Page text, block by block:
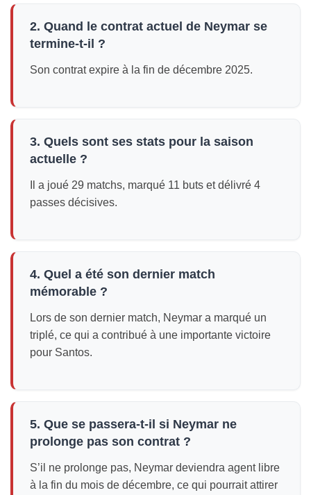
2. Quand le contrat actuel de Neymar se
termine-t-il ?
Son contrat expire à la fin de décembre 2025.
3. Quels sont ses stats pour la saison
actuelle ?
Il a joué 29 matchs, marqué 11 buts et délivré 4
passes décisives.
4. Quel a été son dernier match
mémorable ?
Lors de son dernier match, Neymar a marqué un
triplé, ce qui a contribué à une importante victoire
pour Santos.
5. Que se passera-t-il si Neymar ne
prolonge pas son contrat ?
S’il ne prolonge pas, Neymar deviendra agent libre
à la fin du mois de décembre, ce qui pourrait attirer